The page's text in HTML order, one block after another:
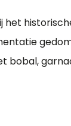
het
bobal,
wijn wordt